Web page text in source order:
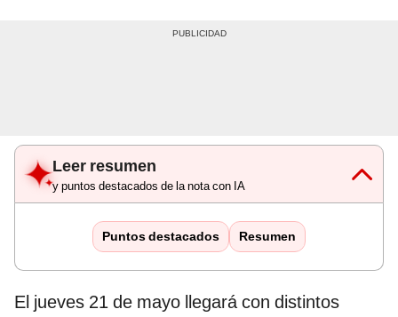
Leer resumen
y puntos destacados de la nota con IA
Puntos destacados Resumen
El jueves 21 de mayo llegará con distintos